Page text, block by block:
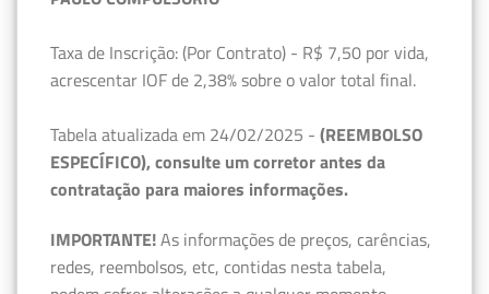
Taxa de Inscrição: (Por Contrato) - R$ 7,50 por vida,
acrescentar IOF de 2,38% sobre o valor total final.
Tabela atualizada em 24/02/2025 - (REEMBOLSO
ESPECÍFICO), consulte um corretor antes da
contratação para maiores informações.
IMPORTANTE!As informações de preços, carências,
redes, reembolsos, etc, contidas nesta tabela,